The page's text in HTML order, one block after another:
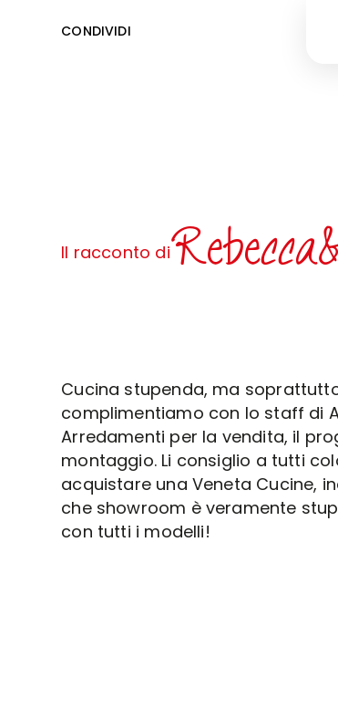
CONDIVIDI
Il racconto di
Cucina stupenda, ma
complimentiamo con lo staff di
Arredamenti per la vendita, il
montaggio. Li consiglio a tutti
acquistare una Veneta Cucine,
che showroom è veramente
con tutti i modelli!